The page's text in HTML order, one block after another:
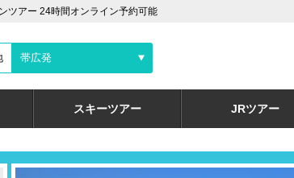
ツアー 24時間オンライン予約可能
帯広発
スキーツアー JRツアー